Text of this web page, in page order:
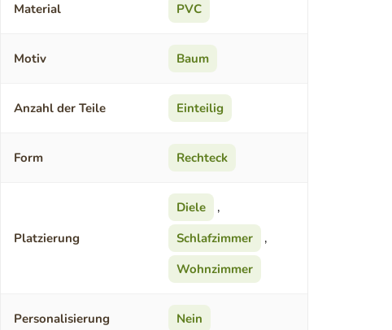
Material PVC
Motiv Baum
Anzahl der Teile Einteilig
Form Rechteck
Platzierung
Diele
,
Schlafzimmer
,
Wohnzimmer
Personalisierung Nein